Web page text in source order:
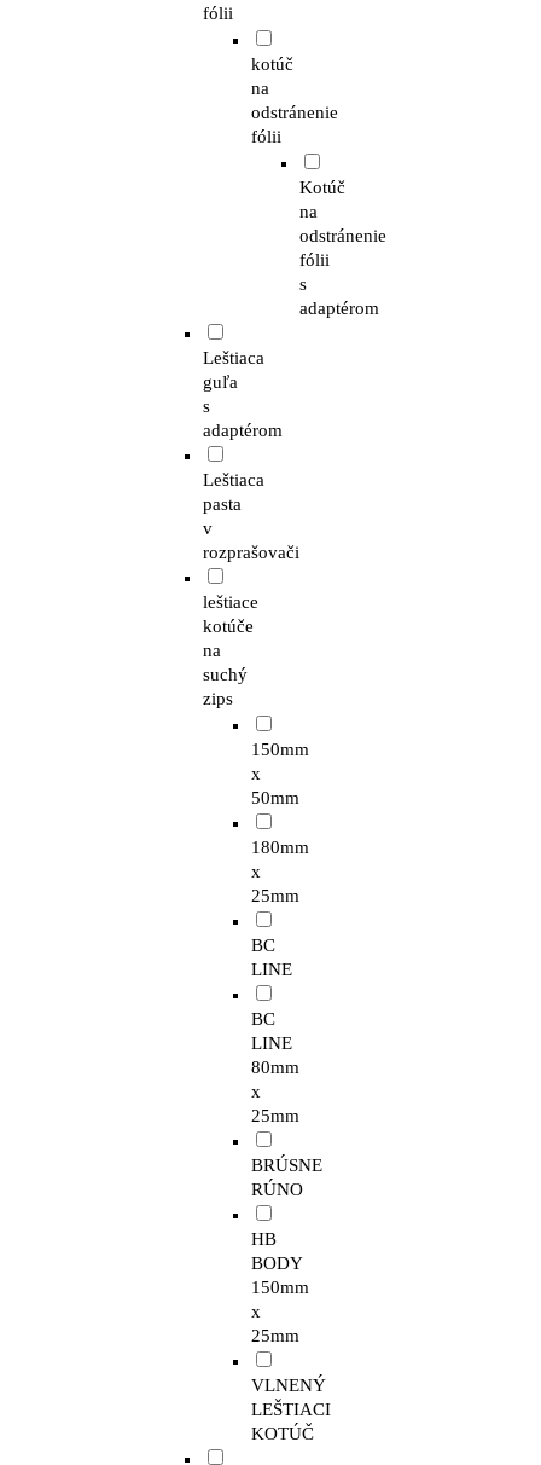
fólii
kotúč
na
odstránenie
fólii
Kotúč
na
odstránenie
fólii
s
adaptérom
Leštiaca
guľa
s
adaptérom
Leštiaca
pasta
v
rozprašovači
leštiace
kotúče
na
suchý
zips
150mm
x
50mm
180mm
x
25mm
BC
LINE
BC
LINE
80mm
x
25mm
BRÚSNE
RÚNO
HB
BODY
150mm
x
25mm
VLNENÝ
LEŠTIACI
KOTÚČ